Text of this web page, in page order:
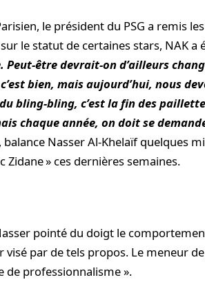
le président du PSG a remis
le statut de certaines stars, NAK a
Peut-être devrait-on d’ailleurs
bien, mais aujourd’hui, nous
bling-bling, c’est la fin des
chaque année, on doit se
balance Nasser Al-Khelaïf quelques
Zidane » ces dernières semaines.
pointé du doigt le
visé par de tels propos. Le meneur
professionnalisme ».